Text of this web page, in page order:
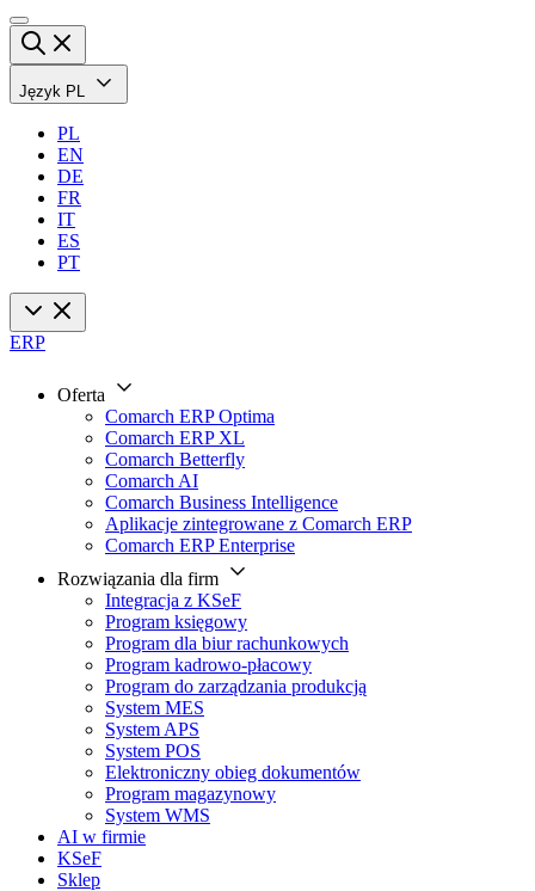
Język PL
PL
EN
DE
FR
IT
ES
PT
ERP
Oferta
Comarch ERP Optima
Comarch ERP XL
Comarch Betterfly
Comarch AI
Comarch Business Intelligence
Aplikacje zintegrowane z Comarch ERP
Comarch ERP Enterprise
Rozwiązania dla firm
Integracja z KSeF
Program księgowy
Program dla biur rachunkowych
Program kadrowo-płacowy
Program do zarządzania produkcją
System MES
System APS
System POS
Elektroniczny obieg dokumentów
Program magazynowy
System WMS
AI w firmie
KSeF
Sklep